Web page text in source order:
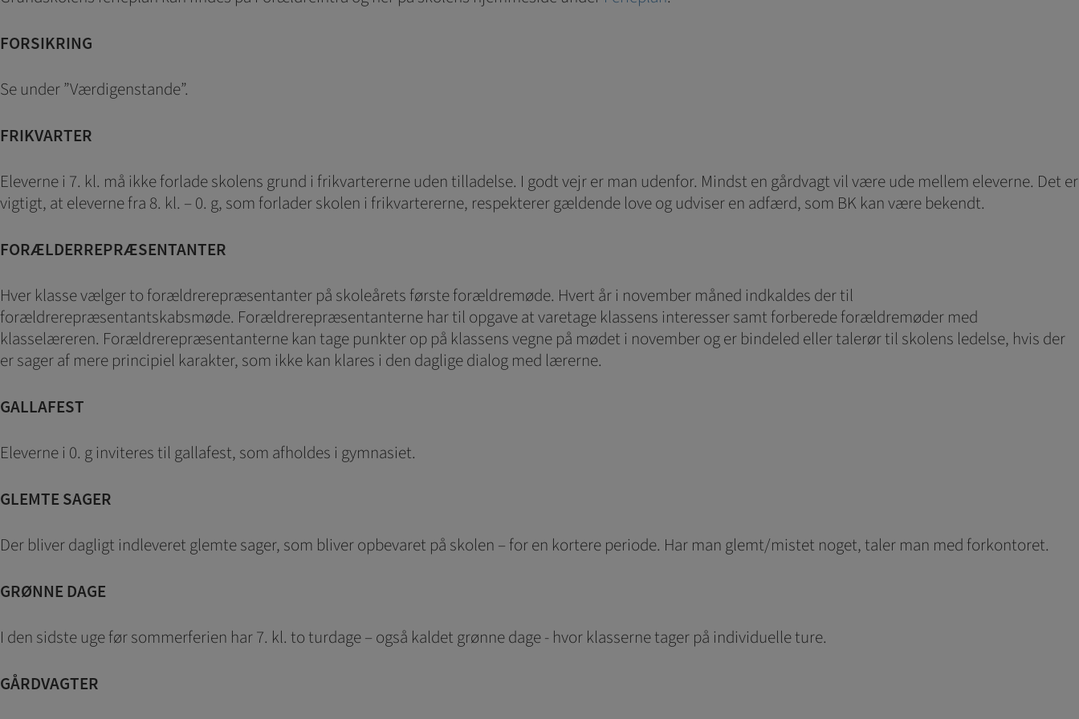
FORSIKRING
Se under ”Værdigenstande”.
FRIKVARTER
Eleverne i 7. kl. må ikke forlade skolens grund i frikvartererne uden tilladelse. I godt vejr er man udenfor. Mindst en gårdvagt vil være ude mellem eleverne. Det er
vigtigt, at eleverne fra 8. kl. – 0. g, som forlader skolen i frikvartererne, respekterer gældende love og udviser en adfærd, som BK kan være bekendt.
FORÆLDERREPRÆSENTANTER
Hver klasse vælger to forældrerepræsentanter på skoleårets første forældremøde. Hvert år i november måned indkaldes der til
forældrerepræsentantskabsmøde. Forældrerepræsentanterne har til opgave at varetage klassens interesser samt forberede forældremøder med
klasselæreren. Forældrerepræsentanterne kan tage punkter op på klassens vegne på mødet i november og er bindeled eller talerør til skolens ledelse, hvis der
er sager af mere principiel karakter, som ikke kan klares i den daglige dialog med lærerne.
GALLAFEST
Eleverne i 0. g inviteres til gallafest, som afholdes i gymnasiet.
GLEMTE SAGER
Der bliver dagligt indleveret glemte sager, som bliver opbevaret på skolen – for en kortere periode. Har man glemt/mistet noget, taler man med forkontoret.
GRØNNE DAGE
I den sidste uge før sommerferien har 7. kl. to turdage – også kaldet grønne dage - hvor klasserne tager på individuelle ture.
GÅRDVAGTER